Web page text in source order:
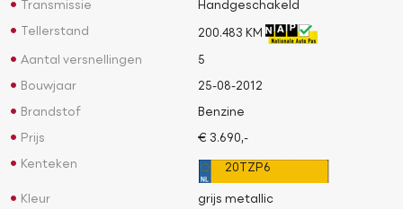
Transmissie Handgeschakeld
Tellerstand 200.483 KM
Aantal versnellingen 5
Bouwjaar 25-08-2012
Brandstof Benzine
Prijs € 3.690,-
Kenteken 20TZP6
Kleur grijs metallic